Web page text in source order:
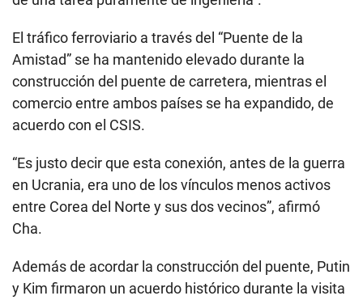
El tráfico ferroviario a través del “Puente de la
Amistad” se ha mantenido elevado durante la
construcción del puente de carretera, mientras el
comercio entre ambos países se ha expandido, de
acuerdo con el CSIS.
“Es justo decir que esta conexión, antes de la guerra
en Ucrania, era uno de los vínculos menos activos
entre Corea del Norte y sus dos vecinos”, afirmó
Cha.
Además de acordar la construcción del puente, Putin
y Kim firmaron un acuerdo histórico durante la visita